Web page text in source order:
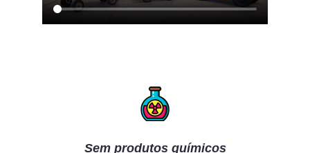
Sem produtos químicos